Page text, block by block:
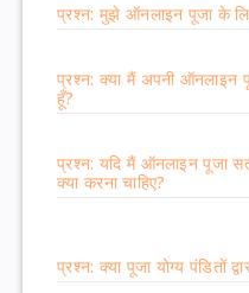
प्रश्न: मुझे ऑनलाइन पूजा के
प्रश्न: क्या मैं अपनी ऑनलाइन
हूँ?
प्रश्न: यदि मैं ऑनलाइन पूजा
क्या करना चाहिए?
प्रश्न: क्या पूजा योग्य पंडितों